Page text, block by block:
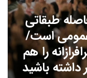
طبقاتی
است/
را هم
باشید